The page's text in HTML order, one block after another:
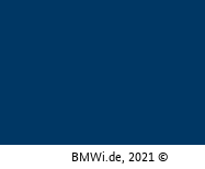
BMWi.de, 2021 ©